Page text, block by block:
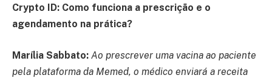
Crypto ID: Como funciona a prescrição e o
agendamento na prática?
Marília Sabbato: Ao prescrever uma vacina ao paciente
pela plataforma da Memed, o médico enviará a receita